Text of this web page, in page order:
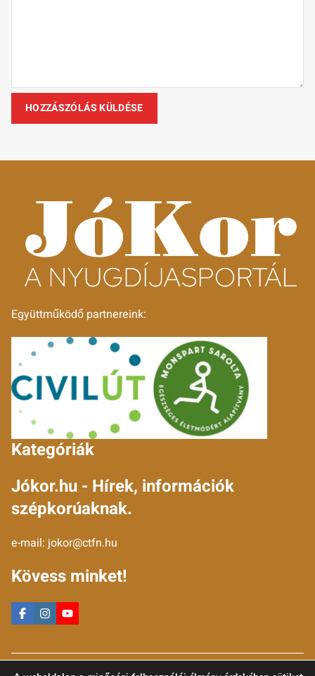
Együttműködő partnereink:
Kategóriák
Jókor.hu - Hírek, információk
szépkorúaknak.
e-mail: jokor@ctfn.hu
Kövess minket!